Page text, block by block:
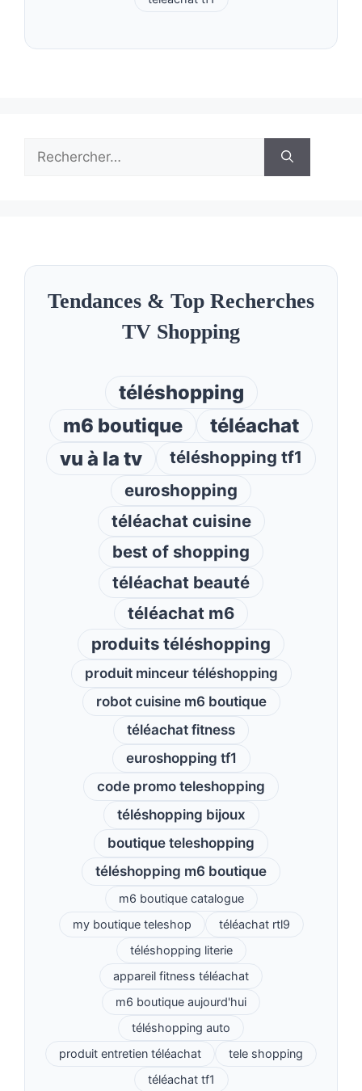
Rechercher :
Tendances & Top Recherches
TV Shopping
téléshopping
m6 boutique
téléachat
vu à la tv
téléshopping tf1
euroshopping
téléachat cuisine
best of shopping
téléachat beauté
téléachat m6
produits téléshopping
produit minceur téléshopping
robot cuisine m6 boutique
téléachat fitness
euroshopping tf1
code promo teleshopping
téléshopping bijoux
boutique teleshopping
téléshopping m6 boutique
m6 boutique catalogue
my boutique teleshop
téléachat rtl9
téléshopping literie
appareil fitness téléachat
m6 boutique aujourd'hui
téléshopping auto
produit entretien téléachat
tele shopping
téléachat tf1